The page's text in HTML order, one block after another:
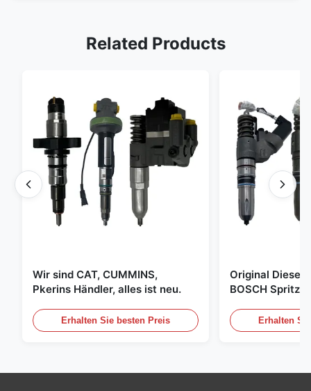
Related Products
Wir sind CAT, CUMMINS,
Pkerins Händler, alles ist neu.
Erhalten Sie besten Preis
Original Diesel
BOSCH
Erhalten